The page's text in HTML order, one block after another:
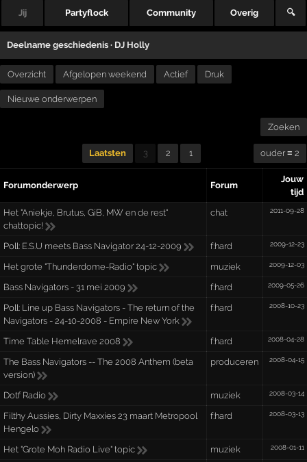
Jij Partyflock Community Overig 🔍
Deelname geschiedenis · DJ Holly
Overzicht Afgelopen weekend Actief Druk
Nieuwe onderwerpen
Zoeken
Laatsten 3 2 1 ouder ≡ 2
Forumonderwerp Forum
Jouw
tijd
Het "Aniekje, Brutus, GiB, MW en de rest"
chattopic!
chat 2011-09-28
Poll: E.S.U meets Bass Navigator 24-12-2009 f:hard 2009-12-23
Het grote "Thunderdome-Radio" topic muziek 2009-12-03
Bass Navigators - 31 mei 2009 f:hard 2009-05-26
Poll: Line up Bass Navigators - The return of the
Navigators - 24-10-2008 - Empire New York
f:hard 2008-10-23
Time Table Hemelrave 2008 f:hard 2008-04-28
The Bass Navigators -- The 2008 Anthem (beta
version)
produceren 2008-04-15
Dotf Radio muziek 2008-03-14
Filthy Aussies, Dirty Maxxies 23 maart Metropool
Hengelo
f:hard 2008-03-13
Het "Grote Moh Radio Live" topic muziek 2008-01-11